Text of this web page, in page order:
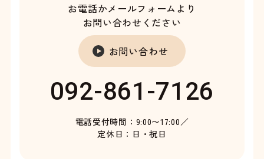
お電話かメールフォームより
お問い合わせください
お問い合わせ
092-861-7126
電話受付時間：9:00〜17:00／
定休日：日・祝日